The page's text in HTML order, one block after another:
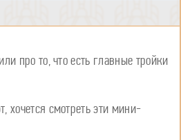
про то, что есть главные тройки
хочется смотреть эти мини-